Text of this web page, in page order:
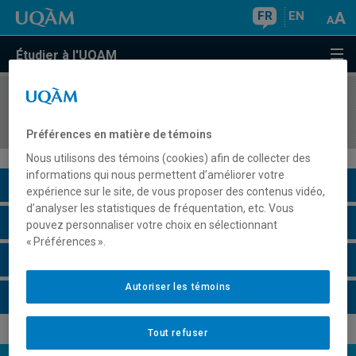
FR EN
Étudier à l'UQAM
COURS//
Description du cours
Horaire - Été 2026
Préférences en matière de témoins
Nous utilisons des témoins (cookies) afin de collecter des
informations qui nous permettent d’améliorer votre
expérience sur le site, de vous proposer des contenus vidéo,
d’analyser les statistiques de fréquentation, etc. Vous
pouvez personnaliser votre choix en sélectionnant
« Préférences ».
Tout refuser
Autoriser les témoins